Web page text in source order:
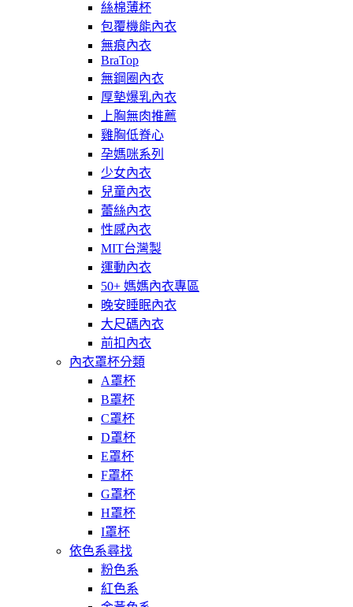
絲棉薄杯
包覆機能內衣
無痕內衣
BraTop
無鋼圈內衣
厚墊爆乳內衣
上胸無肉推薦
雞胸低脊心
孕媽咪系列
少女內衣
兒童內衣
蕾絲內衣
性感內衣
MIT台灣製
運動內衣
50+ 媽媽內衣專區
晚安睡眠內衣
大尺碼內衣
前扣內衣
內衣罩杯分類
A罩杯
B罩杯
C罩杯
D罩杯
E罩杯
F罩杯
G罩杯
H罩杯
I罩杯
依色系尋找
粉色系
紅色系